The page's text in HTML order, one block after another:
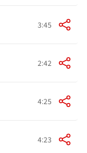
3:45
2:42
4:25
4:23